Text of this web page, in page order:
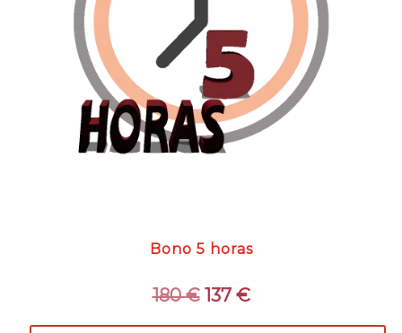
Bono 5 horas
180€ El
137 €El